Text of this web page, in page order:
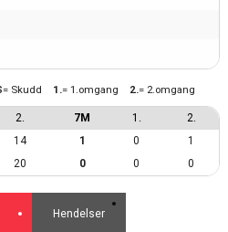
2. 7M 1. 2.
= Skudd 1.= 1.omgang 2.= 2.omgang
14 1 0
1
20 0 0 0
Hendelser